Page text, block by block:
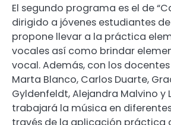
El segundo programa es el de
dirigido a jóvenes estudiantes
propone llevar a la práctica
vocales así como brindar
vocal. Además, con los
Marta Blanco, Carlos Duarte,
Gyldenfeldt, Alejandra Malvino y
trabajará la música en
través de la aplicación práctica